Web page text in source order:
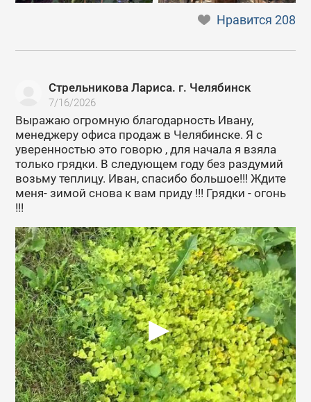
Нравится208
Стрельникова Лариса. г. Челябинск
7/16/2026
Выражаю огромную благодарность Ивану,
менеджеру офиса продаж в Челябинске. Я с
уверенностью это говорю , для начала я взяла
только грядки. В следующем году без раздумий
возьму теплицу. Иван, спасибо большое!!! Ждите
меня- зимой снова к вам приду !!! Грядки - огонь
!!!